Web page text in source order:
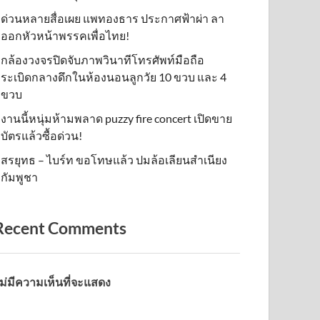
ด่วนหลายสื่อเผย แพทองธาร ประกาศฟ้าผ่า ลา
ออกหัวหน้าพรรคเพื่อไทย!
กล้องวงจรปิดจับภาพวินาทีโทรศัพท์มือถือ
ระเบิดกลางดึกในห้องนอนลูกวัย 10 ขวบ และ 4
ขวบ
งานนี้หนุ่มห้ามพลาด puzzy fire concert เปิดขาย
บัตรแล้วซื้อด่วน!
สรยุทธ – ไบร์ท ขอโทษแล้ว ปมล้อเลียนสำเนียง
กัมพูชา
Comments
มีความเห็นที่จะแสดง